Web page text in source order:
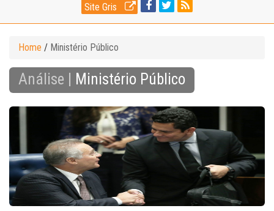
Site Gris
Home / Ministério Público
Análise | Ministério Público